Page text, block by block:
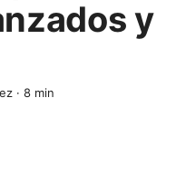
y
· 8 min